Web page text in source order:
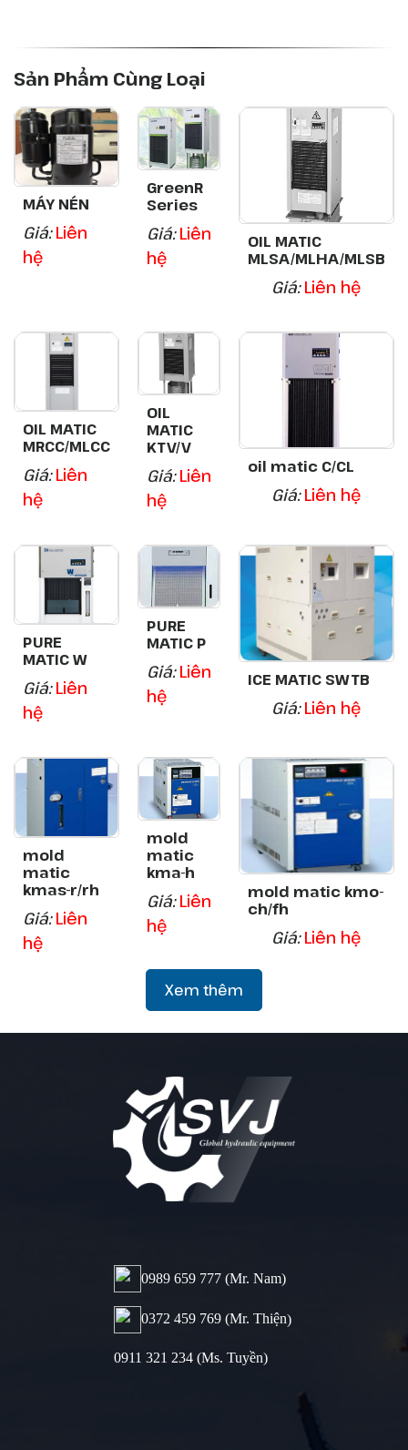
Sản Phẩm Cùng Loại
MÁY NÉN
Giá:Liên
hệ
GreenR
Series
Giá:Liên
hệ
OIL MATIC
MLSA/MLHA/MLSB
Giá:Liên hệ
OIL MATIC
MRCC/MLCC
Giá:Liên
hệ
OIL
MATIC
KTV/V
Giá:Liên
hệ
oil matic C/CL
Giá:Liên hệ
PURE
MATIC W
Giá:Liên
hệ
PURE
MATIC P
Giá:Liên
hệ
ICE MATIC SWTB
Giá:Liên hệ
mold
matic
kmas-r/rh
Giá:Liên
hệ
mold
matic
kma-h
Giá:Liên
hệ
mold matic kmo-
ch/fh
Giá:Liên hệ
Xem thêm
0989 659 777​ (Mr. Nam)
0372 459 769 (Mr. Thiện)
0911 321 234 (Ms. Tuyền)